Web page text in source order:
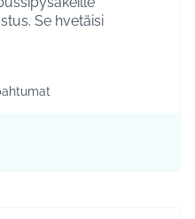
Se hvetäisi
Kellokoski
mukaan: Kulttuuri ja